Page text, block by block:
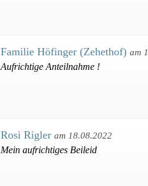
Familie Höfinger (Zehethof) am
Aufrichtige Anteilnahme !
Rosi Rigler am 18.08.2022
Mein aufrichtiges Beileid